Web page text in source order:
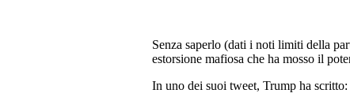
Senza saperlo (dati i noti limiti della
estorsione mafiosa che ha mosso il
In uno dei suoi tweet, Trump ha